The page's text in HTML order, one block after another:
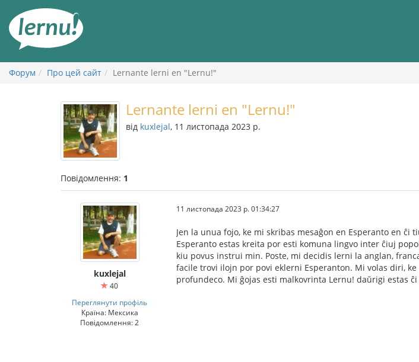
змісту
Форум Про цей сайт Lernante lerni en "Lernu!"
Lernante lerni en "Lernu!"
від kuxlejal, 11 листопада 2023 р.
Повідомлення: 1
kuxlejal
40
Переглянути профіль
Країна: Мексика
Повідомлення: 2
11 листопада 2023 р. 01:34:27
Jen la unua fojo, ke mi skribas mesaĝon en Esperanto en
Esperanto estas kreita por esti komuna lingvo inter ĉiuj
kiu povus instrui min. Poste, mi decidis lerni la anglan,
facile trovi ilojn por povi eklerni Esperanton. Mi volas diri,
profundeco. Mi ĝojas esti malkovrinta Lernu! daŭrigi estas